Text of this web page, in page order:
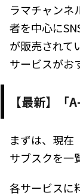
ラマチャンネ
者を中心に
が販売されて
サービスがお
【最新】「
まずは、現在
サブスクを一
各サービスに